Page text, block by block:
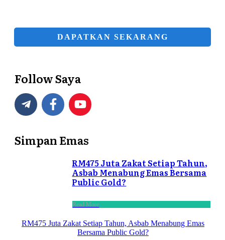
DAPATKAN SEKARANG
Follow Saya
Simpan Emas
RM475 Juta Zakat Setiap Tahun,
Asbab Menabung Emas Bersama
Public Gold?
Read More
RM475 Juta Zakat Setiap Tahun, Asbab Menabung Emas
Bersama Public Gold?